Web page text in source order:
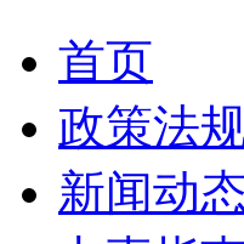
首页
政策法
新闻动